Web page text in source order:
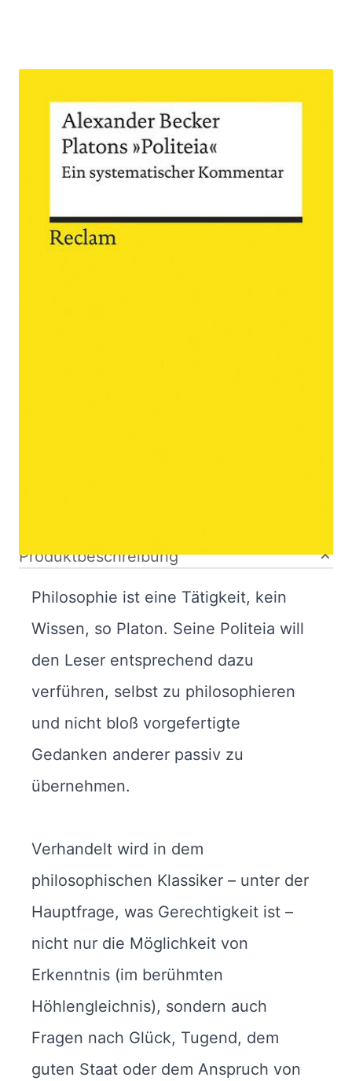
Platons »Politeia«
Ein systematischer Kommentar
Produktbeschreibung
Philosophie ist eine Tätigkeit, kein
Wissen, so Platon. Seine Politeia will
den Leser entsprechend dazu
verführen, selbst zu philosophieren
und nicht bloß vorgefertigte
Gedanken anderer passiv zu
übernehmen.
Verhandelt wird in dem
philosophischen Klassiker – unter der
Hauptfrage, was Gerechtigkeit ist –
nicht nur die Möglichkeit von
Erkenntnis (im berühmten
Höhlengleichnis), sondern auch
Fragen nach Glück, Tugend, dem
guten Staat oder dem Anspruch von